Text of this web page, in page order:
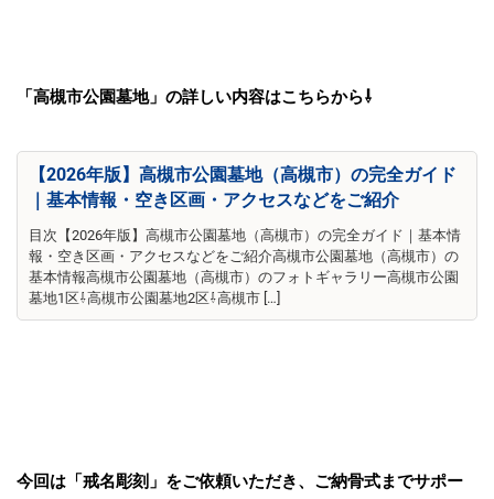
「高槻市公園墓地」の詳しい内容はこちらから⇩
【2026年版】高槻市公園墓地（高槻市）の完全ガイド
｜基本情報・空き区画・アクセスなどをご紹介
目次【2026年版】高槻市公園墓地（高槻市）の完全ガイド｜基本情
報・空き区画・アクセスなどをご紹介高槻市公園墓地（高槻市）の
基本情報高槻市公園墓地（高槻市）のフォトギャラリー高槻市公園
墓地1区⇩高槻市公園墓地2区⇩高槻市 […]
今回は「戒名彫刻」をご依頼いただき、ご納骨式までサポー